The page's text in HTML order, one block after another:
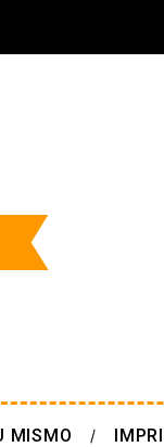
MISMO